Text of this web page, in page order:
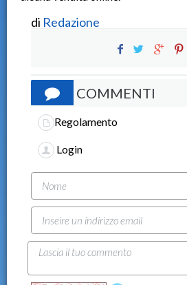
di Redazione
COMMENTI
Regolamento
Login